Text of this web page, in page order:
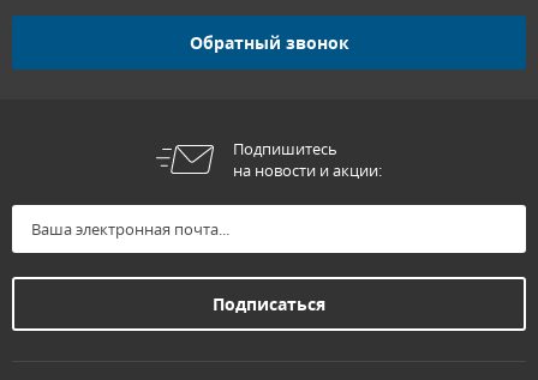
Обратный звонок
Подпишитесь
на новости и акции: